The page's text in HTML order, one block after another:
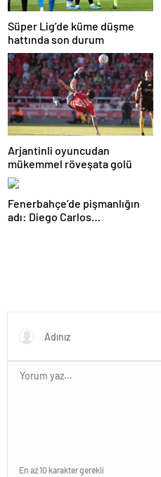
Süper Lig’de küme düşme
hattında son durum
Arjantinli oyuncudan
mükemmel röveşata golü
Fenerbahçe’de pişmanlığın
adı: Diego Carlos…
En az 10 karakter gerekli